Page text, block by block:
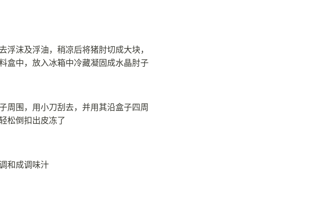
沫及浮油，稍凉后将猪肘切成大块，
盒中，放入冰箱中冷藏凝固成水晶肘子
周围，用小刀刮去，并用其沿盒子四周
松倒扣出皮冻了
和成调味汁